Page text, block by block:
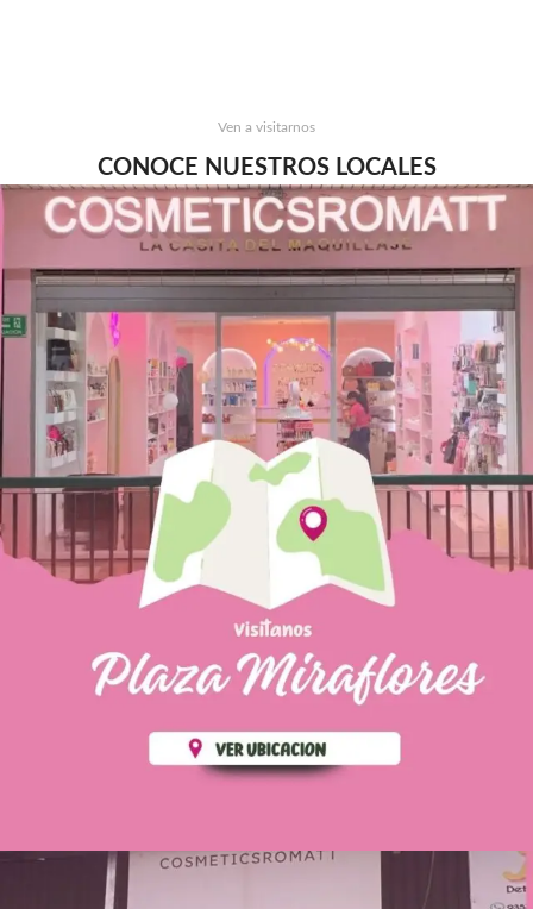
Ven a visitarnos
CONOCE NUESTROS LOCALES